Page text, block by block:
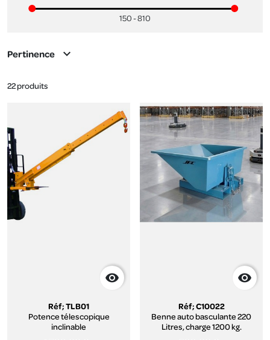
150 - 810
22 produits
Pertinence expand_more

Réf; TLB01
Potence télescopique
inclinable

Réf; C10022
Benne auto basculante 220
Litres, charge 1200 kg.